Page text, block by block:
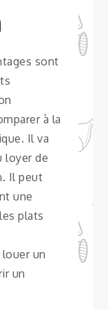
sont
à la
Il va
loyer de
Il peut
une
plats
un
un